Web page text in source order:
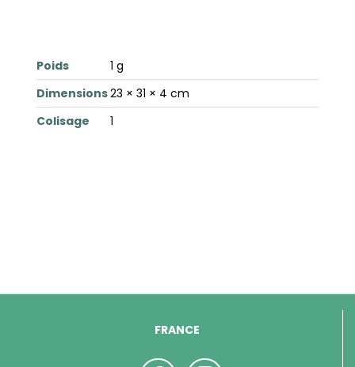
Poids
1 g
Dimensions23 × 31 × 4 cm
Colisage
1
FRANCE